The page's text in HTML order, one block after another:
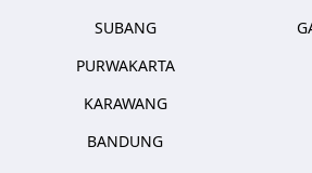
SUBANG
PURWAKARTA
KARAWANG
BANDUNG